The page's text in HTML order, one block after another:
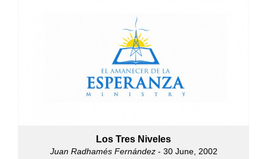
Los Tres Niveles
Juan Radhamés Fernández- 30 June, 2002